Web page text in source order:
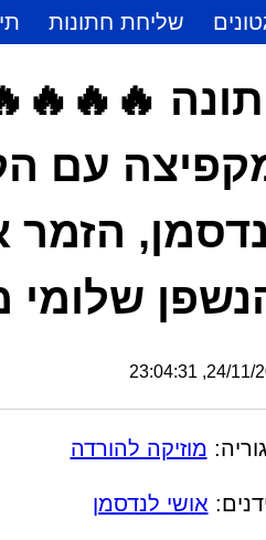
שליחת חתונות
עם
שלומי
24/11/2025,
מוזיקה להורדה
אושי לנדסמן